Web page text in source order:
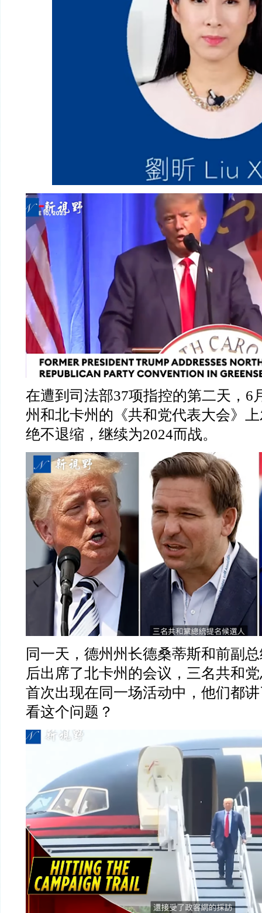
在遭到司法部37项指控的第二天， 6
州和北卡州的《共和党代表大会》
绝不退缩，继续为2024而战。
同一天，德州州长德桑蒂斯和前副
后出席了北卡州的会议，三名共和
首次出现在同一场活动中，他们都
看这个问题？